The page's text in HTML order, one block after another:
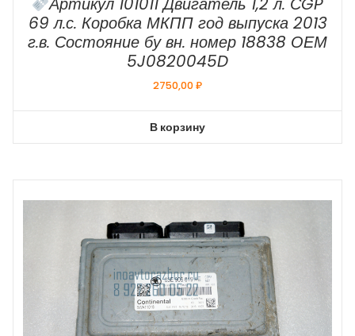
69 л.с. Коробка МКПП год выпуска 2013
г.в. Состояние бу вн. номер 18838 ОЕМ
5J0820045D
2750,00₽
В корзину